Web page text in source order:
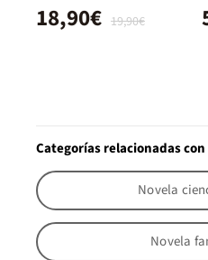
19,90€
18,90€
Categorías relacionadas
Novela
Novela